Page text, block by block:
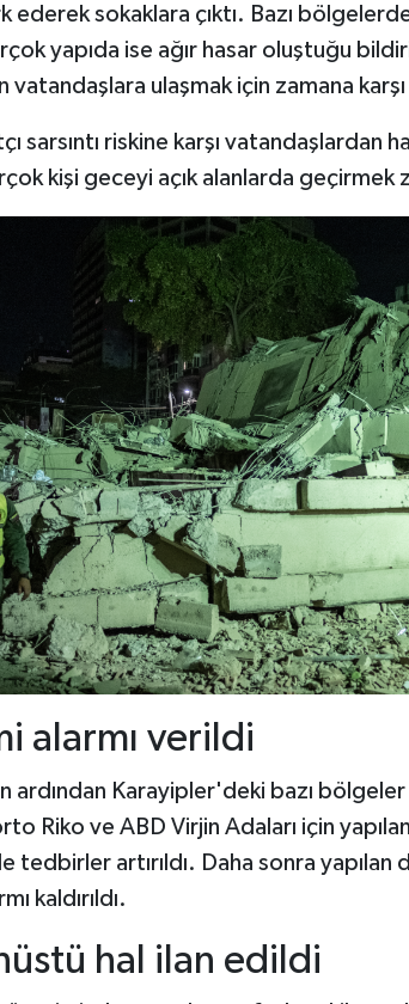
ederek sokaklara çıktı. Bazı
yapıda ise ağır hasar oluştuğu
vatandaşlara ulaşmak için zamana karşı
sarsıntı riskine karşı vatandaşlardan
kişi geceyi açık alanlarda geçirmek
alarmı verildi
ardından Karayipler'deki bazı
Riko ve ABD Virjin Adaları için yapılan
tedbirler artırıldı. Daha sonra yapılan
kaldırıldı.
hal ilan edildi